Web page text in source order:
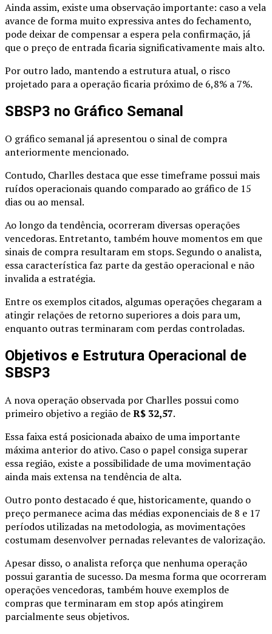
Ainda assim, existe uma observação importante: caso a vela
avance de forma muito expressiva antes do fechamento,
pode deixar de compensar a espera pela confirmação, já
que o preço de entrada ficaria significativamente mais alto.
Por outro lado, mantendo a estrutura atual, o risco
projetado para a operação ficaria próximo de 6,8% a 7%.
SBSP3 no Gráfico Semanal
O gráfico semanal já apresentou o sinal de compra
anteriormente mencionado.
Contudo, Charlles destaca que esse timeframe possui mais
ruídos operacionais quando comparado ao gráfico de 15
dias ou ao mensal.
Ao longo da tendência, ocorreram diversas operações
vencedoras. Entretanto, também houve momentos em que
sinais de compra resultaram em stops. Segundo o analista,
essa característica faz parte da gestão operacional e não
invalida a estratégia.
Entre os exemplos citados, algumas operações chegaram a
atingir relações de retorno superiores a dois para um,
enquanto outras terminaram com perdas controladas.
Objetivos e Estrutura Operacional de
SBSP3
A nova operação observada por Charlles possui como
primeiro objetivo a região deR$ 32,57.
Essa faixa está posicionada abaixo de uma importante
máxima anterior do ativo. Caso o papel consiga superar
essa região, existe a possibilidade de uma movimentação
ainda mais extensa na tendência de alta.
Outro ponto destacado é que, historicamente, quando o
preço permanece acima das médias exponenciais de 8 e 17
períodos utilizadas na metodologia, as movimentações
costumam desenvolver pernadas relevantes de valorização.
Apesar disso, o analista reforça que nenhuma operação
possui garantia de sucesso. Da mesma forma que ocorreram
operações vencedoras, também houve exemplos de
compras que terminaram em stop após atingirem
parcialmente seus objetivos.